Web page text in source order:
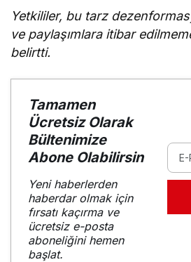
Yetkililer, bu tarz
ve paylaşımlara itibar
belirtti.
Tamamen
Ücretsiz Olarak
Bültenimize
Abone Olabilirsin
Yeni haberlerden
haberdar olmak için
fırsatı kaçırma ve
ücretsiz e-posta
aboneliğini hemen
başlat.